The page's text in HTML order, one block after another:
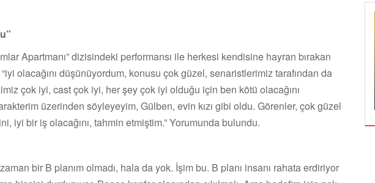
Apartmanı” dizisindeki performansı ile herkesi kendisine hayran bırakan
olacağını düşünüyordum, konusu çok güzel, senaristlerimiz tarafından da
çok iyi, cast çok iyi, her şey çok iyi olduğu için ben kötü olacağını
üzerinden söyleyeyim, Gülben, evin kızı gibi oldu. Görenler, çok güzel
iyi bir iş olacağını, tahmin etmiştim.” Yorumunda bulundu.
bir B planım olmadı, hala da yok. İşim bu. B planı insanı rahata erdiriyor
TUZBİBER, EDİNBURGH FRİNGE'DEKİ İLK
GÖSTERİSİNİ DENİZ GÖKTAŞ'LA YAPACAK